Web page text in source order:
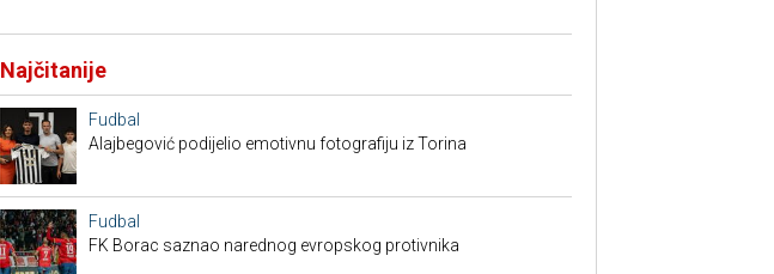
Najčitanije
Fudbal
Alajbegović podijelio emotivnu fotografiju iz Torina
Fudbal
FK Borac saznao narednog evropskog protivnika